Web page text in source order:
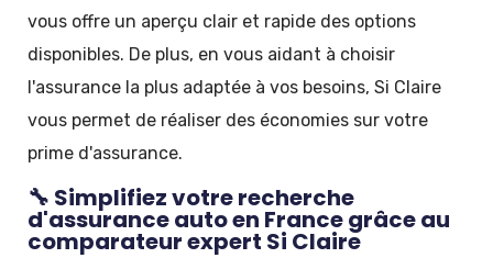
vous offre un aperçu clair et rapide des options
disponibles. De plus, en vous aidant à choisir
l'assurance la plus adaptée à vos besoins, Si Claire
vous permet de réaliser des économies sur votre
prime d'assurance.
🔧 Simplifiez votre recherche
d'assurance auto en France grâce au
comparateur expert Si Claire